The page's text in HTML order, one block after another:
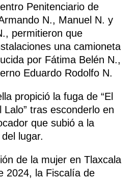
Penitenciario de
N., Manuel N. y
permitieron que
una camioneta
por Fátima Belén N.,
Eduardo Rodolfo N.
propició la fuga de “El
Lalo” tras esconderlo en
que subió a la
lugar.
de la mujer en Tlaxcala
2024, la Fiscalía de